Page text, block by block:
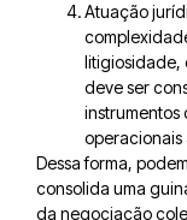
Atuação
litigiosidade,
deve ser
instrumentos
operacionais
Dessa forma,
consolida uma
da negociação